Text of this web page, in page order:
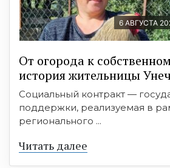
6 АВГУСТА
От огорода к
история жительницы
Социальный контракт —
поддержки, реализуемая в
регионального ...
Читать далее